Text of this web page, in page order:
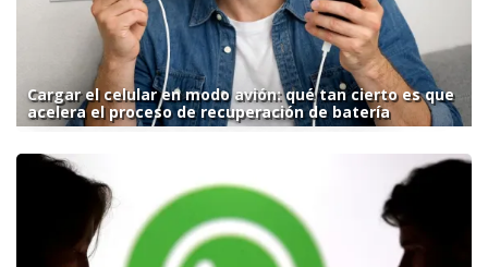
Cargar el celular en modo avión: qué tan cierto es que
acelera el proceso de recuperación de batería